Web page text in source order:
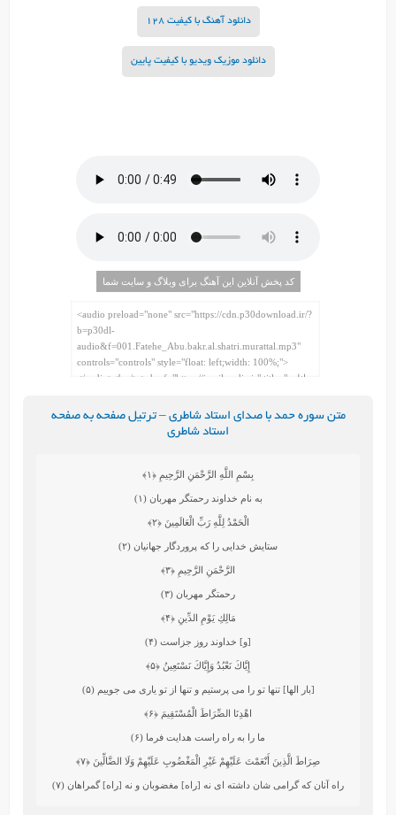
دانلود آهنگ با کیفیت 128
دانلود موزیک ویدیو با کیفیت پایین
کد پخش آنلاین این آهنگ برای وبلاگ و سایت شما
متن سوره حمد با صدای استاد شاطری – ترتیل صفحه به صفحه
استاد شاطری
بِسْمِ اللَّهِ الرَّحْمَنِ الرَّحِيمِ ﴿۱﴾
به نام خداوند رحمتگر مهربان (۱)
الْحَمْدُ لِلَّهِ رَبِّ الْعَالَمِينَ﴿۲﴾
ستايش خدايى را كه پروردگار جهانيان (۲)
الرَّحْمَنِ الرَّحِيمِ ﴿۳﴾
رحمتگر مهربان (۳)
مَالِكِ يَوْمِ الدِّينِ﴿۴﴾
[و] خداوند روز جزاست (۴)
إِيَّاكَ نَعْبُدُ وَإِيَّاكَ نَسْتَعِينُ ﴿۵﴾
[بار الها] تنها تو را مى ‏پرستيم و تنها از تو يارى مى‏ جوييم (۵)
اهْدِنَا الصِّرَاطَ الْمُسْتَقِيمَ ﴿۶﴾
ما را به راه راست هدايت فرما (۶)
صِرَاطَ الَّذِينَ أَنْعَمْتَ عَلَيْهِمْ غَيْرِ الْمَغْضُوبِ عَلَيْهِمْ وَلَا الضَّالِّينَ ﴿۷﴾
راه آنان كه گرامى‏ شان داشته اى نه [راه] مغضوبان و نه [راه] گمراهان (۷)